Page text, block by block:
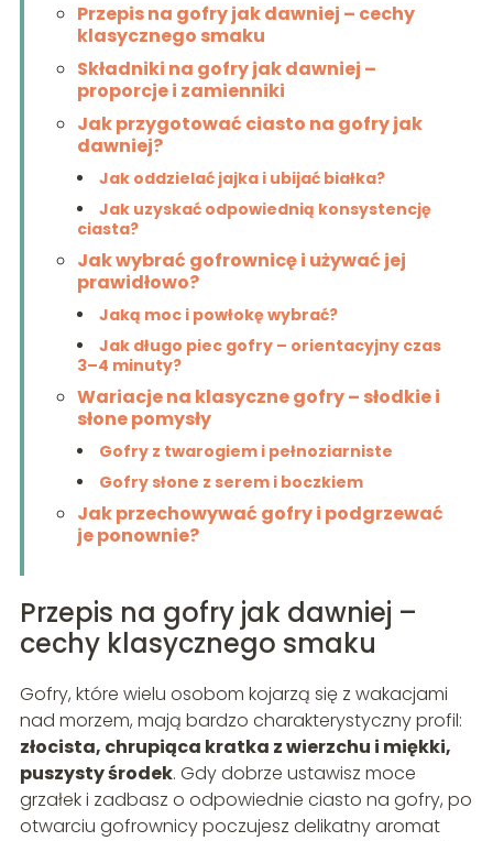
Przepis na gofry jak dawniej – cechy
klasycznego smaku
Składniki na gofry jak dawniej –
proporcje i zamienniki
Jak przygotować ciasto na gofry jak
dawniej?
Jak oddzielać jajka i ubijać białka?
Jak uzyskać odpowiednią konsystencję
ciasta?
Jak wybrać gofrownicę i używać jej
prawidłowo?
Jaką moc i powłokę wybrać?
Jak długo piec gofry – orientacyjny czas
3–4 minuty?
Wariacje na klasyczne gofry – słodkie i
słone pomysły
Gofry z twarogiem i pełnoziarniste
Gofry słone z serem i boczkiem
Jak przechowywać gofry i podgrzewać
je ponownie?
Przepis na gofry jak dawniej –
cechy klasycznego smaku
Gofry, które wielu osobom kojarzą się z wakacjami
nad morzem, mają bardzo charakterystyczny profil:
złocista, chrupiąca kratka z wierzchu i miękki,
puszysty środek. Gdy dobrze ustawisz moce
grzałek i zadbasz o odpowiednie ciasto na gofry, po
otwarciu gofrownicy poczujesz delikatny aromat